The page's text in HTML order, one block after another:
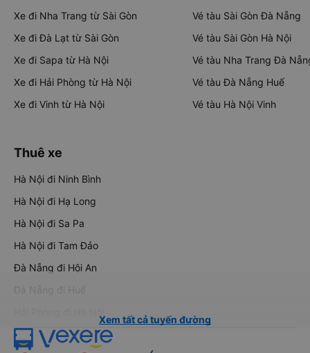
Xe đi Nha Trang từ Sài Gòn
Xe đi Đà Lạt từ Sài Gòn
Xe đi Sapa từ Hà Nội
Xe đi Hải Phòng từ Hà Nội
Xe đi Vinh từ Hà Nội
Vé tàu Sài Gòn Đà Nẵng
Vé tàu Sài Gòn Hà Nội
Vé tàu Nha Trang Đà
Vé tàu Đà Nẵng Huế
Vé tàu Hà Nội Vinh
Thuê xe
Hà Nội đi Ninh Bình
Hà Nội đi Hạ Long
Hà Nội đi Sa Pa
Hà Nội đi Tam Đảo
Đà Nẵng đi Hội An
Đà Nẵng đi Huế
Xem tất cả tuyến đường